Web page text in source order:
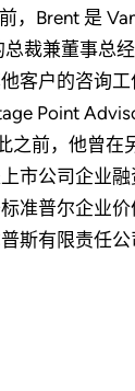
，Brent 是
裁兼董事总
客户的咨询
Point
之前，他曾在
市公司企业
准普尔企业
斯有限责任公